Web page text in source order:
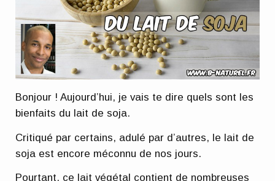
Bonjour ! Aujourd’hui, je vais te dire quels sont les
bienfaits du lait de soja.
Critiqué par certains, adulé par d’autres, le lait de
soja est encore méconnu de nos jours.
Pourtant, ce lait végétal contient de nombreuses